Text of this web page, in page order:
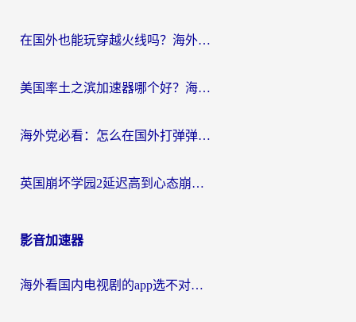
在国外也能玩穿越火线吗？海外玩家国服游戏畅玩终极指南
美国率土之滨加速器哪个好？海外党国服游戏畅玩终极指南（附多游戏解决方案）
海外党必看：怎么在国外打弹弹堂不卡？番茄加速器亲测指南
英国崩坏学园2延迟高到心态崩？海外党国服游戏加速终极指南
影音加速器
海外看国内电视剧的app选不对？这份回国加速器避坑指南帮你流畅追剧